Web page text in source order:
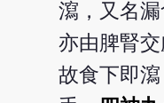
瀉，又名漏
亦由脾腎交
故食下即